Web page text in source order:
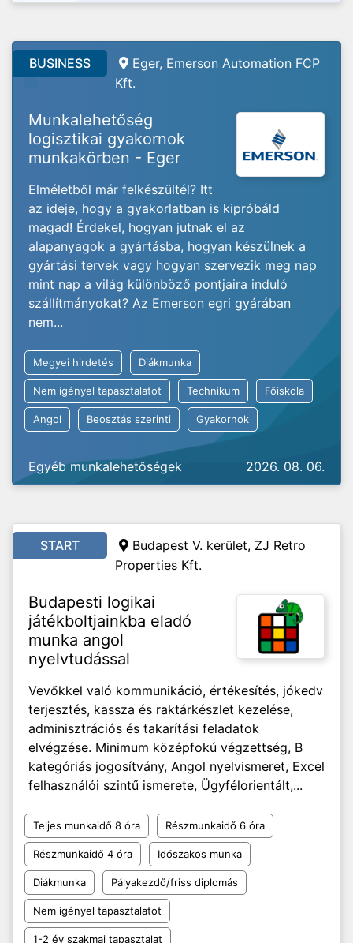
BUSINESS
Eger, Emerson Automation FCP
Kft.
Munkalehetőség
logisztikai gyakornok
munkakörben - Eger
Elméletből már felkészültél? Itt
az ideje, hogy a gyakorlatban is kipróbáld
magad! Érdekel, hogyan jutnak el az
alapanyagok a gyártásba, hogyan készülnek a
gyártási tervek vagy hogyan szervezik meg nap
mint nap a világ különböző pontjaira induló
szállítmányokat? Az Emerson egri gyárában
nem...
Megyei hirdetés Diákmunka
Nem igényel tapasztalatot Technikum Főiskola
Angol Beosztás szerinti Gyakornok
Egyéb munkalehetőségek 2026. 08. 06.
START
Budapest V. kerület, ZJ Retro
Properties Kft.
Budapesti logikai
játékboltjainkba eladó
munka angol
nyelvtudással
Vevőkkel való kommunikáció, értékesítés, jókedv
terjesztés, kassza és raktárkészlet kezelése,
adminisztrációs és takarítási feladatok
elvégzése. Minimum középfokú végzettség, B
kategóriás jogosítvány, Angol nyelvismeret, Excel
felhasználói szintű ismerete, Ügyfélorientált,...
Teljes munkaidő 8 óra Részmunkaidő 6 óra
Részmunkaidő 4 óra Időszakos munka
Diákmunka Pályakezdő/friss diplomás
Nem igényel tapasztalatot
1-2 év szakmai tapasztalat